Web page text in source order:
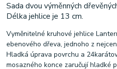
Sada dvou výměnných
Délka jehlice je 13 cm.
Vyměnitelné kruhové jehlice
ebenového dřeva, jednoho z
Hladká úprava povrchu a
mosazného konce zaručují hladké